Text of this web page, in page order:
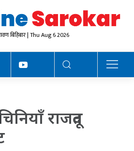
बिहिबार | Thu Aug 6 2026
राजदूत